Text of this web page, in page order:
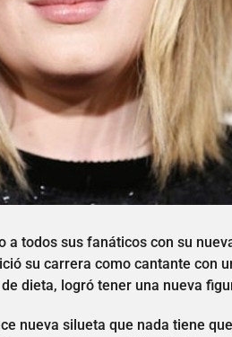
a todos sus fanáticos con su
su carrera como cantante con
dieta, logró tener una nueva
nueva silueta que nada tiene